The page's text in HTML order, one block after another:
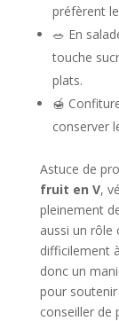
préfèrent
🥗 En
touche
plats.
🍯
conserver
Astuce de
fruit en V,
pleinement
aussi un rôle
difficilement
donc un
pour
conseiller de